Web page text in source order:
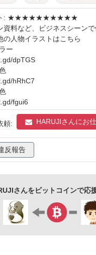
人差し指 モバイル
ウーマン 夏 夏服 半
笑顔
メーション
紹介 sns
素材
ッシュ
ト: ★★★★★★★★★★
資料など、ビジネスシーン
の人物イラストはこちら
ー
dpTGS
hRhC7
fgui6
頼: HARUJIさんにお
反報告
さんをビットコインで応